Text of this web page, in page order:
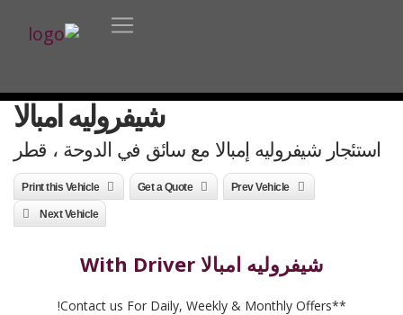
شيفروليه امبالا
استئجار شيفروليه إمبالا مع سائق في الدوحة ، قطر
Prev Vehicle
Get a Quote
Print this Vehicle
Next Vehicle
شيفروليه امبالا With Driver
**Contact us For Daily, Weekly & Monthly Offers!